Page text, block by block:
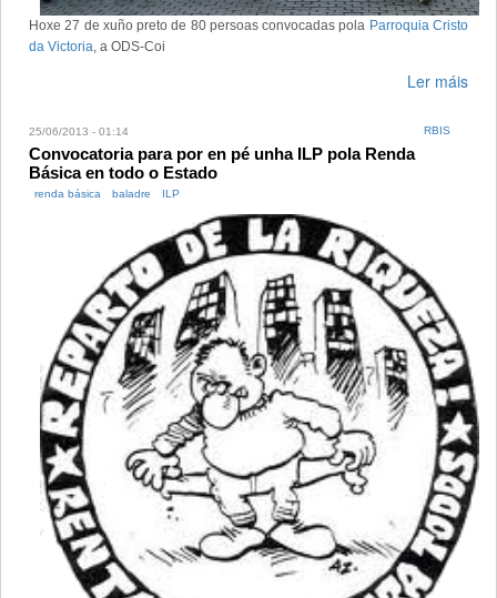
Hoxe 27 de xuño preto de 80 persoas convocadas pola Parroquia Cristo
da Victoria , a ODS-Coi
Ler máis
25/06/2013 - 01:14 RBIS
Convocatoria para por en pé unha ILP pola Renda
Básica en todo o Estado
renda básica baladre ILP